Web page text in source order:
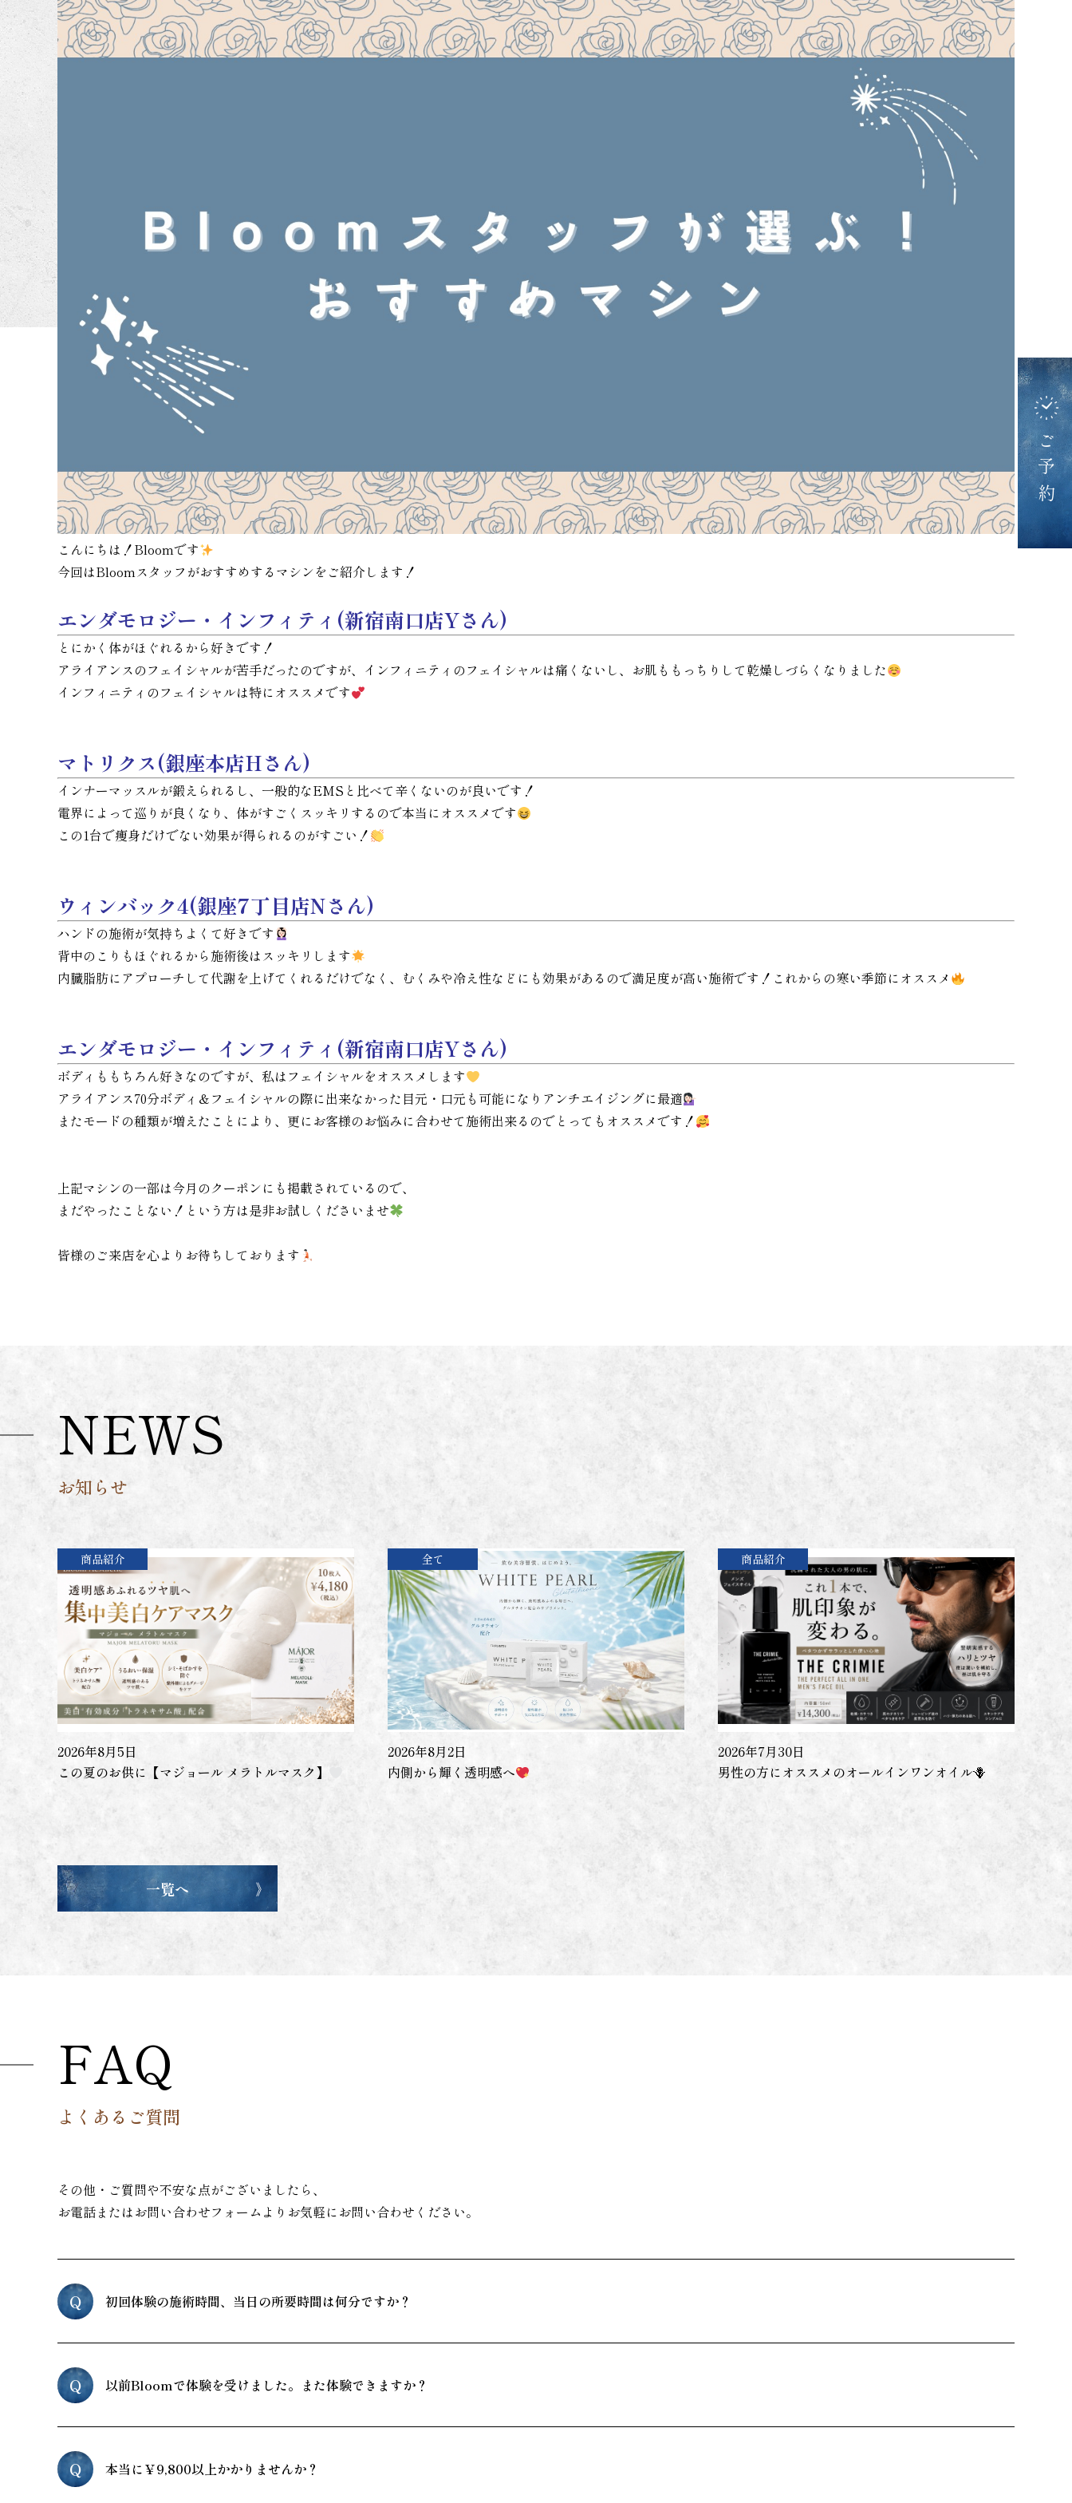
こんにちは！Bloomです
今回はBloomスタッフがおすすめするマシンをご紹介します！
エンダモロジー・インフィティ(新宿南口店Yさん)
とにかく体がほぐれるから好きです！
アライアンスのフェイシャルが苦手だったのですが、インフィニティのフェイシャルは痛くないし、お肌ももっちりして乾燥しづらくなりました
インフィニティのフェイシャルは特にオススメです
マトリクス(銀座本店Hさん)
インナーマッスルが鍛えられるし、一般的なEMSと比べて辛くないのが良いです！
電界によって巡りが良くなり、体がすごくスッキリするので本当にオススメです
この1台で痩身だけでない効果が得られるのがすごい！
ウィンバック4(銀座7丁目店Nさん)
ハンドの施術が気持ちよくて好きです
背中のこりもほぐれるから施術後はスッキリします
内臓脂肪にアプローチして代謝を上げてくれるだけでなく、むくみや冷え性などにも効果があるので満足度が高い施術です！これからの寒い季節にオススメ
エンダモロジー・インフィティ(新宿南口店Yさん)
ボディももちろん好きなのですが、私はフェイシャルをオススメします
アライアンス70分ボディ＆フェイシャルの際に出来なかった目元・口元も可能になりアンチエイジングに最適
またモードの種類が増えたことにより、更にお客様のお悩みに合わせて施術出来るのでとってもオススメです！
上記マシンの一部は今月のクーポンにも掲載されているので、
まだやったことない！という方は是非お試しくださいませ
皆様のご来店を心よりお待ちしております
NEWS
お知らせ
商品紹介
2026年8月5日
この夏のお供に【マジョール メラトルマスク】
全て
2026年8月2日
内側から輝く透明感へ
商品紹介
2026年7月30日
男性の方にオススメのオールインワンオイル🪻
一覧へ
ご予約
FAQ
よくあるご質問
その他・ご質問や不安な点がございましたら、
お電話またはお問い合わせフォームよりお気軽にお問い合わせください。
Q 初回体験の施術時間、当日の所要時間は何分ですか？
Q 以前Bloomで体験を受けました。また体験できますか？
Q 本当に￥9,800以上かかりませんか？